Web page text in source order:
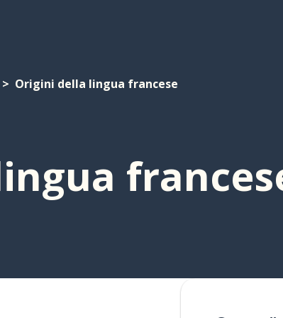
Origini della lingua francese